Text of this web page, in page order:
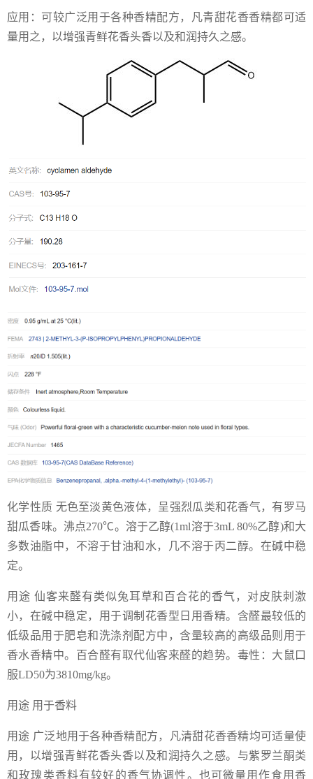
应用：可较广泛用于各种香精配方，凡青甜花香香精都可适
量用之，以增强青鲜花香头香以及和润持久之感。
化学性质 无色至淡黄色液体，呈强烈瓜类和花香气，有罗马
甜瓜香味。沸点270℃。溶于乙醇(1ml溶于3mL 80%乙醇)和大
多数油脂中，不溶于甘油和水，几不溶于丙二醇。在碱中稳
定。
用途 仙客来醛有类似兔耳草和百合花的香气，对皮肤刺激
小，在碱中稳定，用于调制花香型日用香精。含醛最较低的
低级品用于肥皂和洗涤剂配方中，含量较高的高级品则用于
香水香精中。百合醛有取代仙客来醛的趋势。毒性：大鼠口
服LD50为3810mg/kg。
用途 用于香料
用途 广泛地用于各种香精配方，凡清甜花香香精均可适量使
用，以增强青鲜花香头香以及和润持久之感。与紫罗兰酮类
和玫瑰类香料有较好的香气协调性。也可微量用作食用香